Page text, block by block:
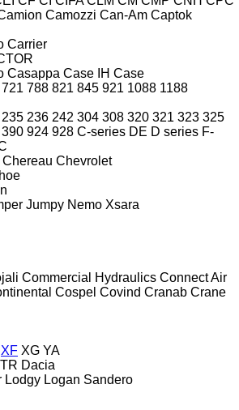
Camozzi Can-Am Captok
Carrier
Casappa Case IH Case
721 788 821 845 921 1088 1188
235 236 242 304 308 320 321 323 325
390 924 928 C-series DE D series F-
Chereau Chevrolet
Jumpy Nemo Xsara
Commercial Hydraulics Connect Air
Cospel Covind Cranab Crane
XF XG YA
Dacia
Lodgy Logan Sandero